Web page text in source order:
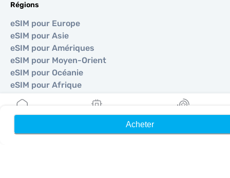
Acheter
Régions
eSIM pour Europe
eSIM pour Asie
eSIM pour Amériques
eSIM pour Moyen-Orient
eSIM pour Océanie
eSIM pour Afrique